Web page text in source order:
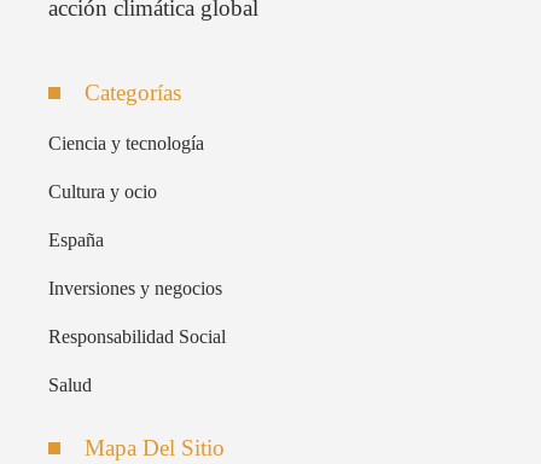
acción climática global
Categorías
Ciencia y tecnología
Cultura y ocio
España
Inversiones y negocios
Responsabilidad Social
Salud
Mapa Del Sitio